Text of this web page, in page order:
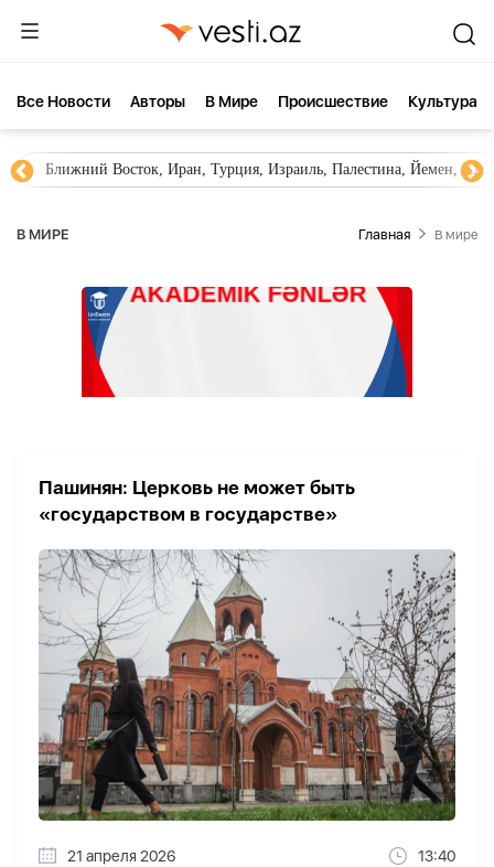
Все Новости Aвторы В Мире Происшествие Культура
Ближний Восток, Иран, Турция, Израиль, Палестина, Йемен,
В МИРЕ Главная В мире
Пашинян: Церковь не может быть
«государством в государстве»
21 апреля 2026 13:40